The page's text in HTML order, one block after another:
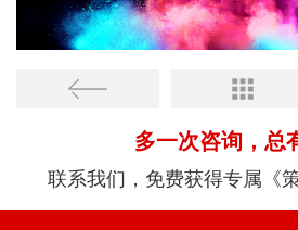
多一次咨询，总
联系我们，免费获得专属《